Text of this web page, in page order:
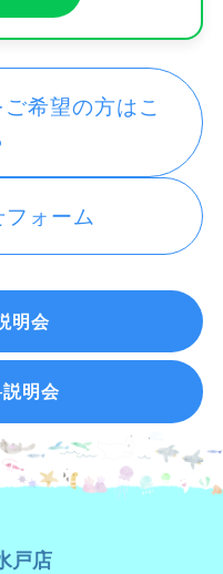
希望の方はこ
ォーム
明会
明会
戸店